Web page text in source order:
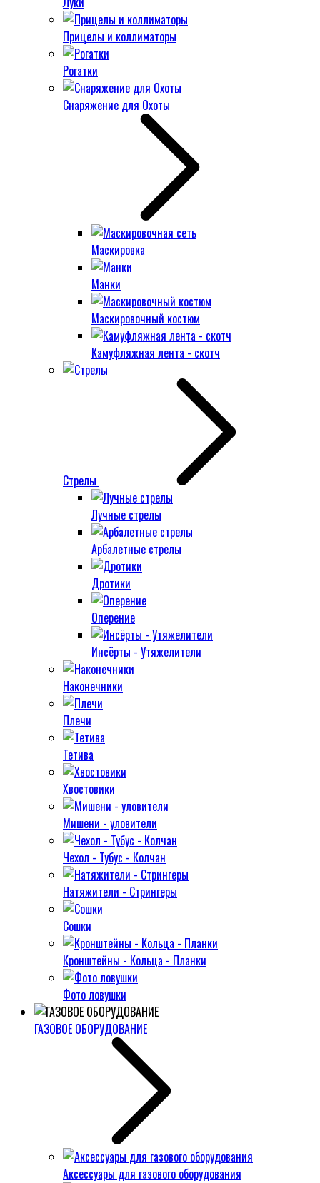
Прицелы и коллиматоры
Рогатки
Снаряжение для Охоты
Маскировка
Манки
Маскировочный костюм
Камуфляжная лента - скотч
Стрелы
Лучные стрелы
Арбалетные стрелы
Дротики
Оперение
Инсёрты - Утяжелители
Наконечники
Плечи
Тетива
Хвостовики
Мишени - уловители
Чехол - Тубус - Колчан
Натяжители - Стрингеры
Сошки
Кронштейны - Кольца - Планки
Фото ловушки
ГАЗОВОЕ ОБОРУДОВАНИЕ
Аксессуары для газового оборудования